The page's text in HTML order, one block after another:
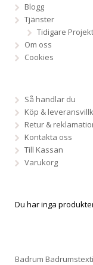
Blogg
Tjänster
Tidigare Projekt
Om oss
Cookies
Så handlar du
Köp &
Retur &
Kontakta oss
Till Kassan
Varukorg
Du har inga
Badrum